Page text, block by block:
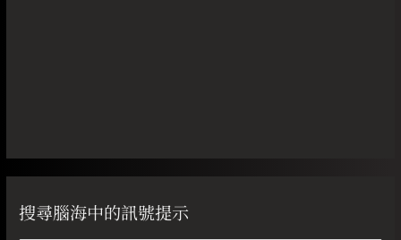
搜尋腦海中的訊號提示